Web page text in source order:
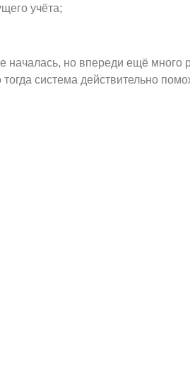
учёта;
но впереди ещё много
система действительно